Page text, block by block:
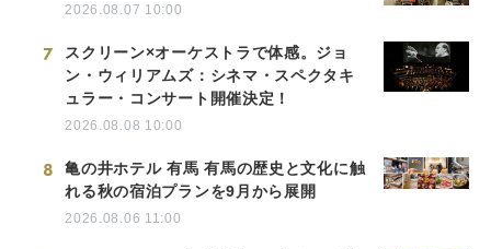
2026.08.07 10:00
7
スクリーン×オーケストラで体感。ジョ
ン・ウィリアムズ：シネマ・スペクタキ
ュラー・コンサート開催決定！
2026.08.08 10:00
8
亀の井ホテル 有馬 有馬の歴史と文化に触
れる秋の宿泊プランを9月から展開
2026.08.06 11:00